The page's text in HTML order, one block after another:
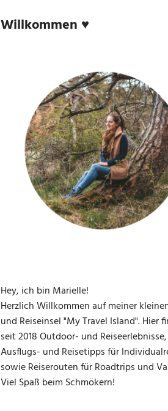
Willkommen ♥
Hey, ich bin Marielle!
Herzlich Willkommen auf meiner
und Reiseinsel "My Travel Island". Hier
seit 2018 Outdoor- und Reiseerlebnisse,
Ausflugs- und Reisetipps für
sowie Reiserouten für Roadtrips und
Viel Spaß beim Schmökern!